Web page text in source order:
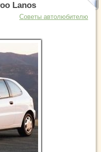
Lanos
Советы автолюбителю